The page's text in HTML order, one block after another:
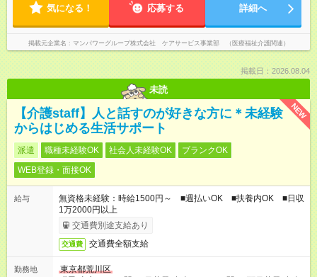
気になる！ 応募する 詳細へ
掲載元企業名 マンパワーグループ株式会社 ケアサービス事業部 （医療福祉介護関連）
掲載日：2026.08.04
未読
NEW
【介護staff】人と話すのが好きな方に＊未経験
からはじめる生活サポート
派遣 職種未経験OK 社会人未経験OK
ブランクOK
WEB登録・面接OK
給与
無資格未経験：時給1500円～ ■週払いOK ■扶養内OK ■日収
1万2000円以上
交通費別途支給あり
交通費 交通費全額支給
勤務地
東京都荒川区